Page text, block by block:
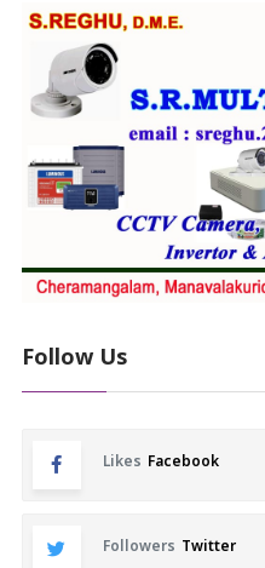
Follow Us
Likes Facebook
Followers Twitter